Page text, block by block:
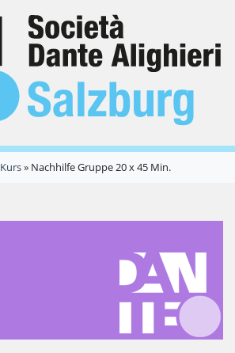
Kurs» Nachhilfe Gruppe 20 x 45 Min.